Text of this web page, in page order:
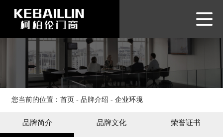
网站首页
品牌介绍
产品展示
品牌优势
联系我们
您当前的位置： 首页 - 品牌介绍 - 企业环境
品牌简介 品牌文化 荣誉证书